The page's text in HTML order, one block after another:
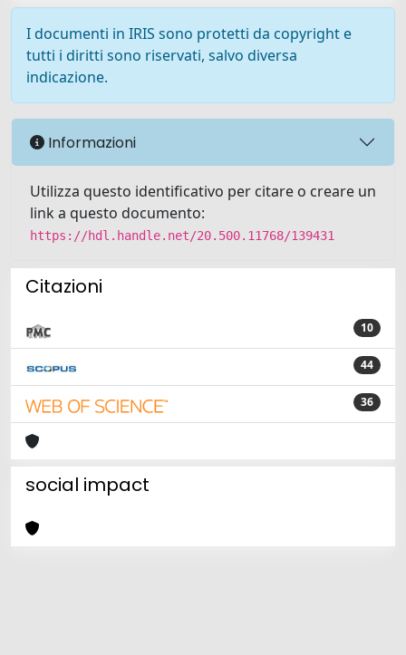
I documenti in IRIS sono protetti da copyright e
tutti i diritti sono riservati, salvo diversa
indicazione.
Informazioni
Utilizza questo identificativo per citare o creare un
link a questo documento:
https://hdl.handle.net/20.500.11768/139431
Citazioni
10
44
36
social impact